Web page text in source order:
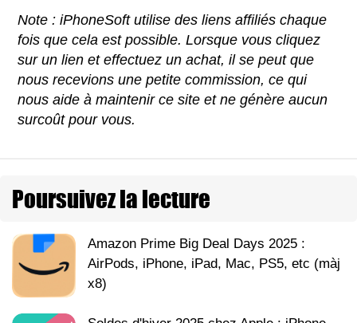
Note : iPhoneSoft utilise des liens affiliés chaque
fois que cela est possible. Lorsque vous cliquez
sur un lien et effectuez un achat, il se peut que
nous recevions une petite commission, ce qui
nous aide à maintenir ce site et ne génère aucun
surcoût pour vous.
Poursuivez la lecture
Amazon Prime Big Deal Days 2025 :
AirPods, iPhone, iPad, Mac, PS5, etc (màj
x8)